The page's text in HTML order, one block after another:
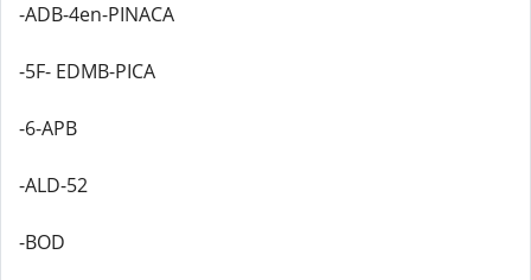
-ADB-4en-PINACA
-5F- EDMB-PICA
-6-APB
-ALD-52
-BOD